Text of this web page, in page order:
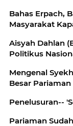
Bahas Erpach,
Masyarakat
Aisyah Dahlan
Politikus
Mengenal
Besar
Penelusuran--
Pariaman